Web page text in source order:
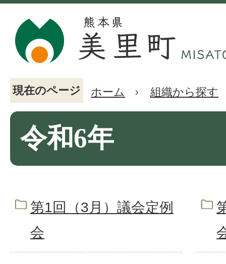
現在のページ ホーム 組織から探す
令和6年
第1回（3月）議会定例
会